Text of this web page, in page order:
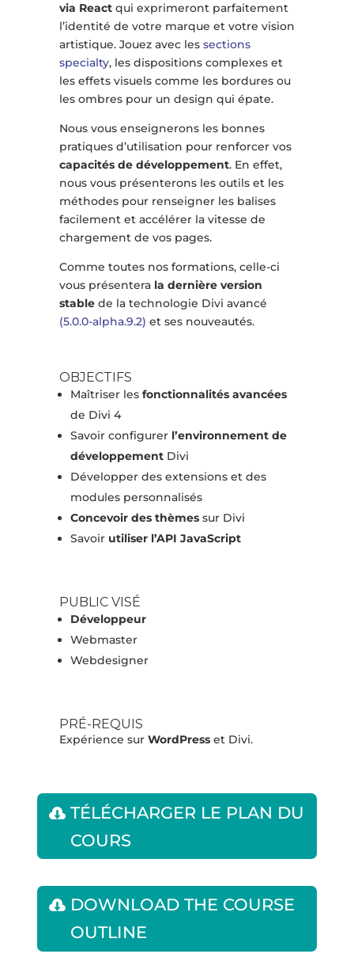
via Reactqui exprimeront parfaitement
l’identité de votre marque et votre vision
artistique. Jouez avec les sections
specialty, les dispositions complexes et
les effets visuels comme les bordures ou
les ombres pour un design qui épate.
Nous vous enseignerons les bonnes
pratiques d’utilisation pour renforcer vos
capacités de développement. En effet,
nous vous présenterons les outils et les
méthodes pour renseigner les balises
facilement et accélérer la vitesse de
chargement de vos pages.
Comme toutes nos formations, celle-ci
vous présentera la dernière version
stablede la technologie Divi avancé
(5.0.0-alpha.9.2) et ses nouveautés.
OBJECTIFS
Maîtriser les fonctionnalités avancées
de Divi 4
Savoir configurer l’environnement de
développementDivi
Développer des extensions et des
modules personnalisés
Concevoir des thèmessur Divi
Savoir utiliser l’API JavaScript
PUBLIC VISÉ
Développeur
Webmaster
Webdesigner
PRÉ-REQUIS
Expérience sur WordPresset Divi.
TÉLÉCHARGER LE PLAN DU
COURS
DOWNLOAD THE COURSE
OUTLINE